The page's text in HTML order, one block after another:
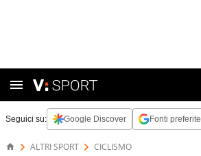
Seguici su: Google Discover Fonti preferite
ALTRI SPORT CICLISMO